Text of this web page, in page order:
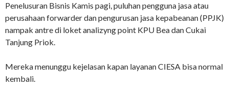
Penelusuran Bisnis Kamis pagi, puluhan pengguna jasa atau
perusahaan forwarder dan pengurusan jasa kepabeanan (PPJK)
nampak antre di loket analizyng point KPU Bea dan Cukai
Tanjung Priok.
Mereka menunggu kejelasan kapan layanan CIESA bisa normal
kembali.